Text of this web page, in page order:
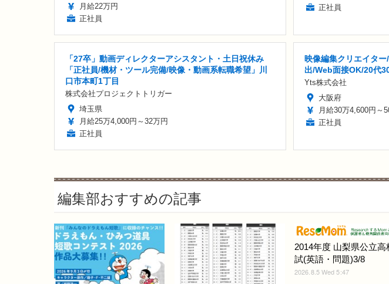
月給22万円
正社員
正社員
「27卒」動画ディレクターアシスタント・土日祝休み
「正社員/機材・ツール完備/映像・動画系転職希望」川
口市本町1丁目
株式会社プロジェクトトリガー
埼玉県
月給25万4,000円～32万円
正社員
映像編集クリエイタ
出/Web面接OK/20代
Yts株式会社
大阪府
月給30万4,600円～
正社員
編集部おすすめの記事
2014年度 山梨県公立高
試(英語・問題)3/8
2026.8.5 Wed 5:47